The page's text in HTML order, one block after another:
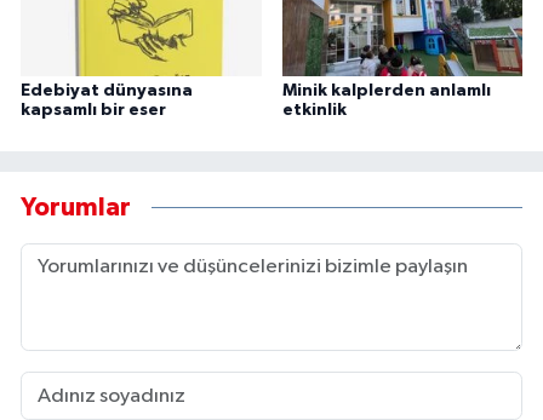
Edebiyat dünyasına
kapsamlı bir eser
Minik kalplerden anlamlı
etkinlik
Yorumlar